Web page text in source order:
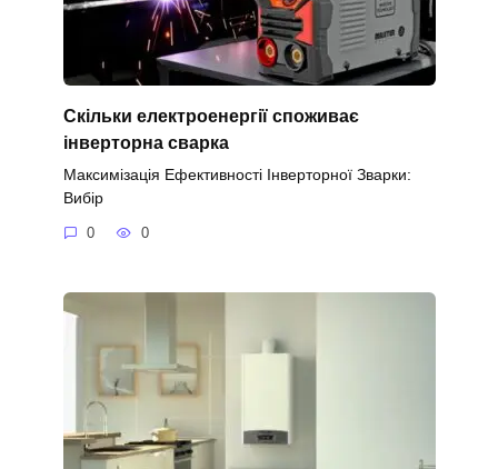
Скільки електроенергії споживає
інверторна сварка
Максимізація Ефективності Інверторної Зварки:
Вибір
0 0